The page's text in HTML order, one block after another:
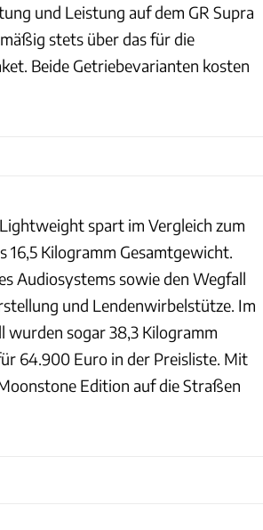
und Leistung auf dem GR Supra
stets über das für die
Beide Getriebevarianten kosten
spart im Vergleich zum
16,5 Kilogramm Gesamtgewicht.
Audiosystems sowie den Wegfall
und Lendenwirbelstütze. Im
sogar 38,3 Kilogramm
64.900 Euro in der Preisliste. Mit
Edition auf die Straßen